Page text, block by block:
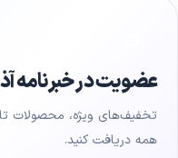
عضویت در خبرنامه
تخفیف‌های ویژه، محصولات
همه دریافت کنید.